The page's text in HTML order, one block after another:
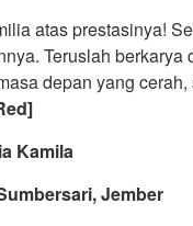
atas prestasinya!
Teruslah
depan yang
Jember